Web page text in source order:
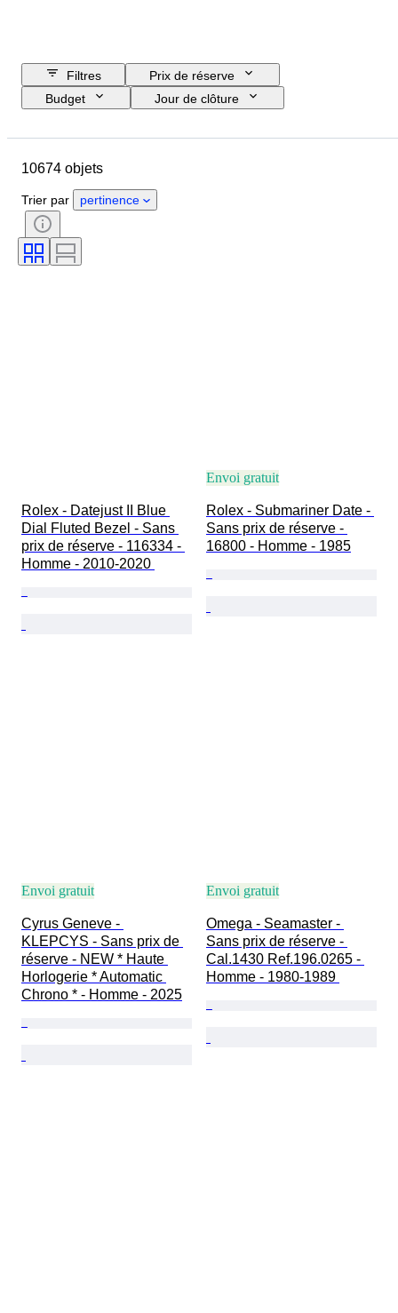
Filtres
Prix de réserve
Budget
Jour de clôture
Longueur du bracelet de montre
Pays d’origine
Genre
État
Certificat
Langue
10674 objets
Trier par pertinence
Rolex - Datejust II Blue
Dial Fluted Bezel - Sans
prix de réserve - 116334 -
Homme - 2010-2020
Envoi gratuit
Rolex - Submariner Date -
Sans prix de réserve -
16800 - Homme - 1985
Envoi gratuit
Cyrus Geneve -
KLEPCYS - Sans prix de
réserve - NEW * Haute
Horlogerie * Automatic
Chrono * - Homme - 2025
Envoi gratuit
Omega - Seamaster -
Sans prix de réserve -
Cal.1430 Ref.196.0265 -
Homme - 1980-1989